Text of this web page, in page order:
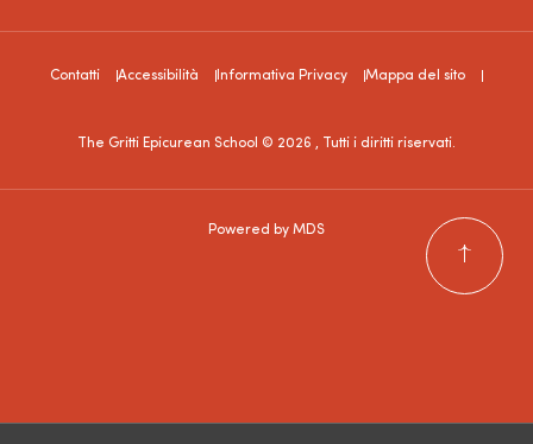
Contatti Accessibilità Informativa Privacy Mappa del sito
The Gritti Epicurean School © 2026 , Tutti i diritti riservati.
Powered by MDS